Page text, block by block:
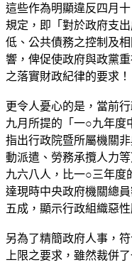
這些作為明顯違反四月
規定，即「對於政府支
低、公共債務之控制及
響，俾促使政府與政黨
之落實財政紀律的要求！
更令人憂心的是，當前
九月所提的「一○九年度
指出行政院暨所屬機關
動派遣、勞務承攬人力
九六八人，比一○三年度
達現時中央政府機關總
五成，顯示行政組織惡
另為了精簡政府人事，
上限之要求，雖然裁併